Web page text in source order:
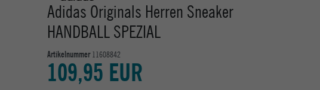
Adidas Originals Herren Sneaker
HANDBALL SPEZIAL
Artikelnummer11608842
109,95 EUR